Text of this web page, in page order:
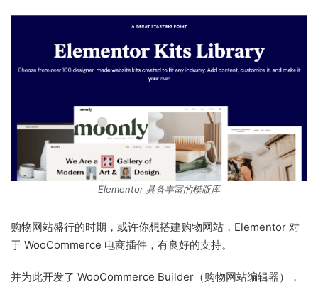
Elementor 具备丰富的模版库
购物网站盛行的时期，或许你想搭建购物网站，Elementor 对
于 WooCommerce 电商插件，有良好的支持。
并为此开发了 WooCommerce Builder（购物网站编辑器），